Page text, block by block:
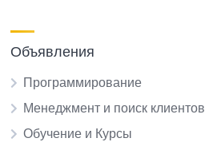
Объявления
Программирование
Менеджмент и поиск клиентов
Обучение и Курсы